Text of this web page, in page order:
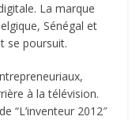
La marque
Sénégal et
se poursuit.
à la télévision.
“L’inventeur 2012″